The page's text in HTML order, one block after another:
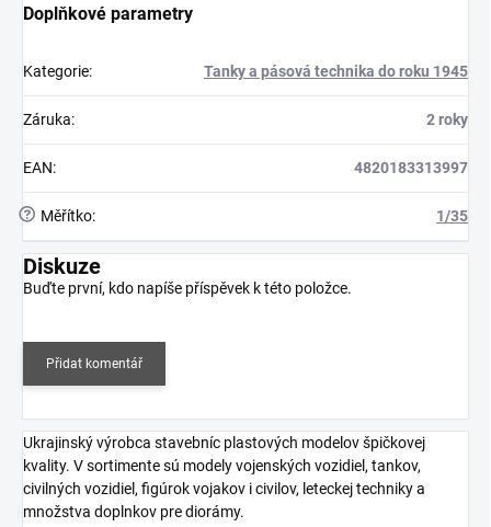
Doplňkové parametry
Kategorie: Tanky a pásová technika do roku 1945
Záruka: 2 roky
EAN: 4820183313997
? Měřítko: 1/35
Diskuze
Buďte první, kdo napíše příspěvek k této položce.
Přidat komentář
Ukrajinský výrobca stavebníc plastových modelov špičkovej
kvality. V sortimente sú modely vojenských vozidiel, tankov,
civilných vozidiel, figúrok vojakov i civilov, leteckej techniky a
množstva doplnkov pre diorámy.